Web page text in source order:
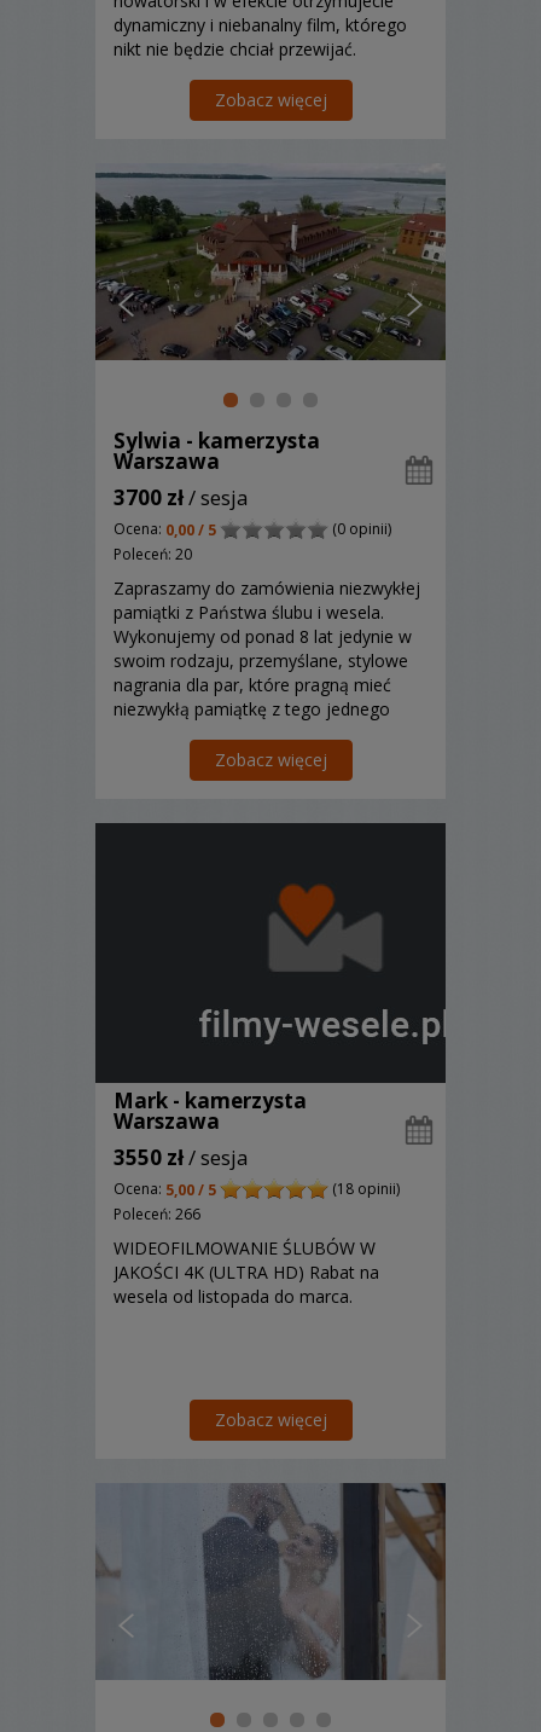
dynamiczny i niebanalny film, którego
nikt nie będzie chciał przewijać.
Zobacz więcej
Sylwia - kamerzysta
Warszawa
3700 zł/ sesja
Ocena: 0,00 / 5
(0 opinii)
Poleceń: 20
Zapraszamy do zamówienia niezwykłej
pamiątki z Państwa ślubu i wesela.
Wykonujemy od ponad 8 lat jedynie w
swoim rodzaju, przemyślane, stylowe
nagrania dla par, które pragną mieć
niezwykłą pamiątkę z tego jednego
Zobacz więcej
Mark - kamerzysta
Warszawa
3550 zł/ sesja
Ocena: 5,00 / 5
(18 opinii)
Poleceń: 266
WIDEOFILMOWANIE ŚLUBÓW W
JAKOŚCI 4K (ULTRA HD) Rabat na
wesela od listopada do marca.
Zobacz więcej